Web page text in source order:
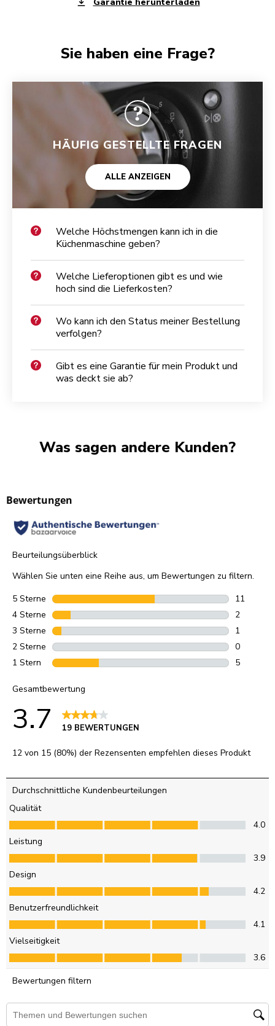
Sie haben eine Frage?
HÄUFIG GESTELLTE FRAGEN
ALLE ANZEIGEN
Welche Höchstmengen kann ich in die
Küchenmaschine geben?
Welche Lieferoptionen gibt es und wie
hoch sind die Lieferkosten?
Wo kann ich den Status meiner Bestellung
verfolgen?
Gibt es eine Garantie für mein Produkt und
was deckt sie ab?
Was sagen andere Kunden?